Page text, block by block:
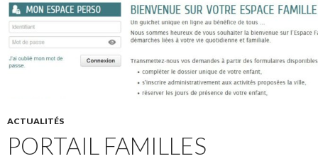
ACTUALITÉS
PORTAIL FAMILLES